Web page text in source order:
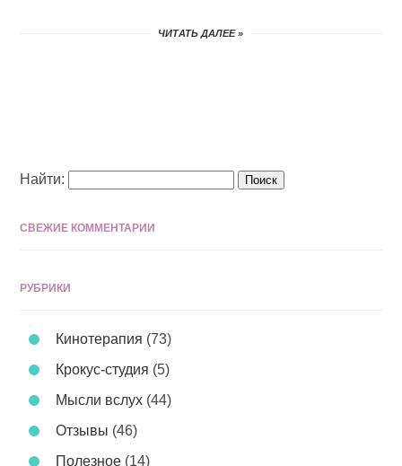
ЧИТАТЬ ДАЛЕЕ »
Найти:
СВЕЖИЕ КОММЕНТАРИИ
РУБРИКИ
Кинотерапия (73)
Крокус-студия (5)
Мысли вслух (44)
Отзывы (46)
Полезное (14)